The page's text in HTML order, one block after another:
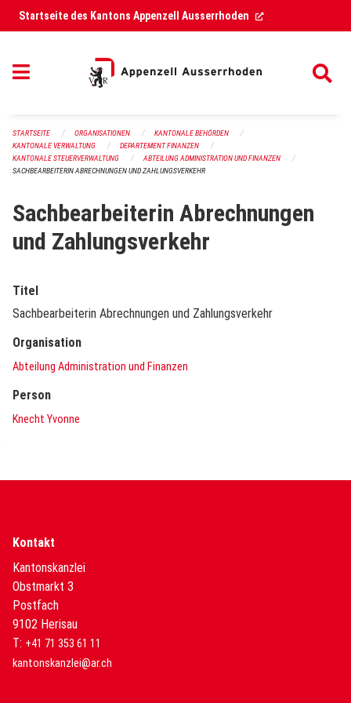
Navigation überspringen
Startseite des Kantons Appenzell Ausserrhoden (External Link)
STARTSEITE ORGANISATIONEN
KANTONALE BEHÖRDEN
KANTONALE VERWALTUNG
DEPARTEMENT FINANZEN
KANTONALE STEUERVERWALTUNG
ABTEILUNG ADMINISTRATION UND FINANZEN
SACHBEARBEITERIN ABRECHNUNGEN UND ZAHLUNGSVERKEHR
Sachbearbeiterin Abrechnungen
und Zahlungsverkehr
Titel
Sachbearbeiterin Abrechnungen und Zahlungsverkehr
Organisation
Abteilung Administration und Finanzen
Person
Knecht Yvonne
Kontakt
Kantonskanzlei
Obstmarkt 3
Postfach
9102 Herisau
T: +41 71 353 61 11
kantonskanzlei@ar.ch